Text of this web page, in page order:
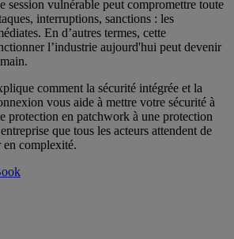
session vulnérable peut compromettre toute
interruptions, sanctions : les
En d’autres termes, cette
l’industrie aujourd'hui peut devenir
comment la sécurité intégrée et la
vous aide à mettre votre sécurité à
protection en patchwork à une protection
que tous les acteurs attendent de
en complexité.